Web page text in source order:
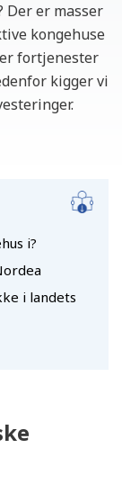
Der er masser
kongehuse
fortjenester
kigger vi
i?
i landets